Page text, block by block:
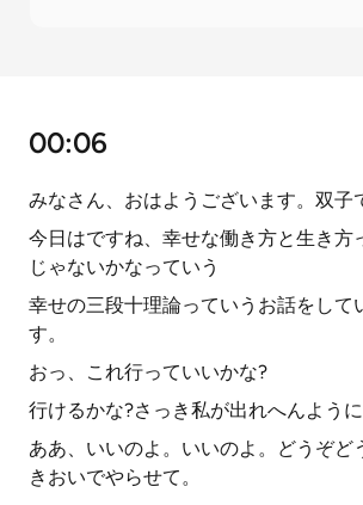
00:06
みなさん、おはようございます。双子
今日はですね、幸せな働き方と生き方
じゃないかなっていう
幸せの三段十理論っていうお話をして
す。
おっ、これ行っていいかな?
行けるかな?さっき私が出れへんように
ああ、いいのよ。いいのよ。どうぞど
きおいでやらせて。